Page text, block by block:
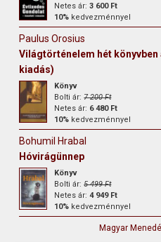
Netes ár:3 600 Ft
10% kedvezménnyel
Paulus Orosius
Világtörténelem hét
kiadás)
Könyv
Bolti ár:7 200 Ft
Netes ár: 6 480 Ft
10% kedvezménnyel
Bohumil Hrabal
Hóvirágünnep
Könyv
Bolti ár:5 499 Ft
Netes ár:4 949 Ft
10% kedvezménnyel
Magyar